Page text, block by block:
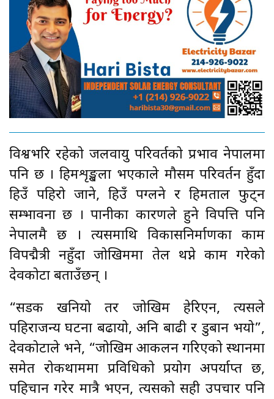
विश्वभरि रहेको जलवायु परिवर्तको प्रभाव नेपालमा
पनि छ । हिमशृङ्खला भएकाले मौसम परिवर्तन हुँदा
हिउँ पहिरो जाने, हिउँ पग्लने र हिमताल फुट्न
सम्भावना छ । पानीका कारणले हुने विपत्ति पनि
नेपालमै छ । त्यसमाथि विकासनिर्माणका काम
विपद्मैत्री नहुँदा जोखिममा तेल थप्ने काम गरेको
देवकोटा बताउँछन् ।
“सडक खनियो तर जोखिम हेरिएन, त्यसले
पहिराजन्य घटना बढायो, अनि बाढी र डुबान भयो”,
देवकोटाले भने, “जोखिम आकलन गरिएको स्थानमा
समेत रोकथाममा प्रविधिको प्रयोग अपर्याप्त छ,
पहिचान गरेर मात्रै भएन, त्यसको सही उपचार पनि